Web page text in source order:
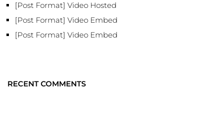
[Post Format] Video Hosted
[Post Format] Video Embed
[Post Format] Video Embed
RECENT COMMENTS